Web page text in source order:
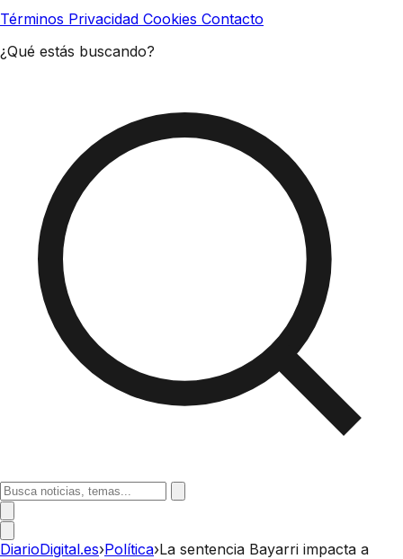
Términos Privacidad Cookies Contacto
¿Qué estás buscando?
DiarioDigital.es›Política›La sentencia Bayarri impacta a